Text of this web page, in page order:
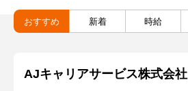
おすすめ 新着 時給
AJキャリアサービス株式会社